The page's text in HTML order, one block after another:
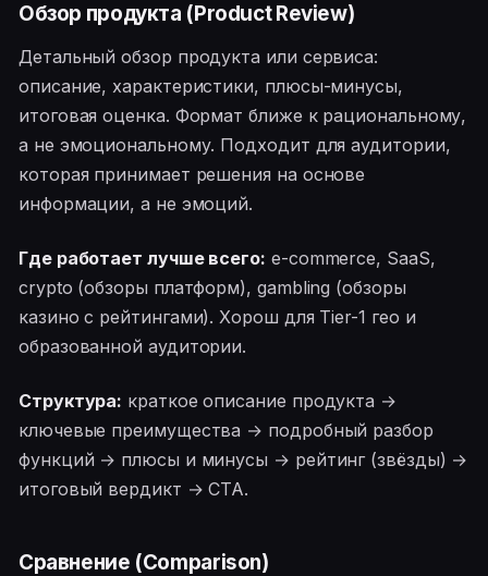
Обзор продукта (Product Review)
Детальный обзор продукта или сервиса:
описание, характеристики, плюсы-минусы,
итоговая оценка. Формат ближе к рациональному,
а не эмоциональному. Подходит для аудитории,
которая принимает решения на основе
информации, а не эмоций.
Где работает лучше всего: e-commerce, SaaS,
crypto (обзоры платформ), gambling (обзоры
казино с рейтингами). Хорош для Tier-1 гео и
образованной аудитории.
Структура: краткое описание продукта →
ключевые преимущества → подробный разбор
функций → плюсы и минусы → рейтинг (звёзды) →
итоговый вердикт → CTA.
Сравнение (Comparison)